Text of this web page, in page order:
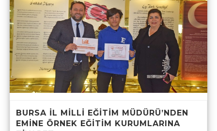
BURSA İL MİLLİ EĞİTİM MÜDÜRÜ’NDEN
EMİNE ÖRNEK EĞİTİM KURUMLARINA